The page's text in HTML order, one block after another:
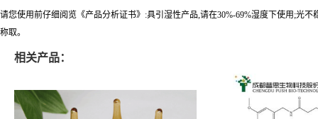
请您使用前仔细阅览《产品分析证书》:具引湿性产品,请在30%-69%湿度下使用;光
称取。
相关产品：